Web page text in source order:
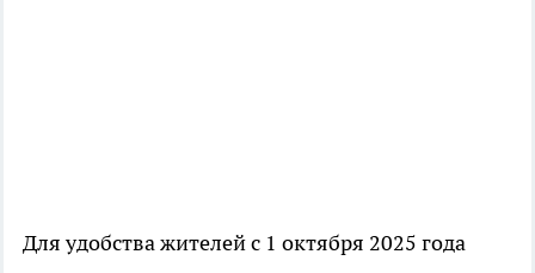
Для удобства жителей с 1 октября 2025 года